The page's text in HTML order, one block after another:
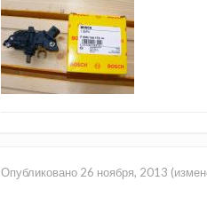
Опубликовано 26 ноября, 2013